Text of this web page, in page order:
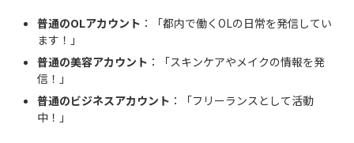
普通のOLアカウント ：「都内で働くOLの日常を発信してい
ます！」
普通の美容アカウント ：「スキンケアやメイクの情報を発
信！」
普通のビジネスアカウント ：「フリーランスとして活動
中！」